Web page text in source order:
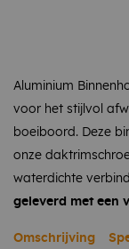
Aluminium
voor het stijlvol
boeiboord. Deze
onze
waterdichte
geleverd met een
Omschrijving